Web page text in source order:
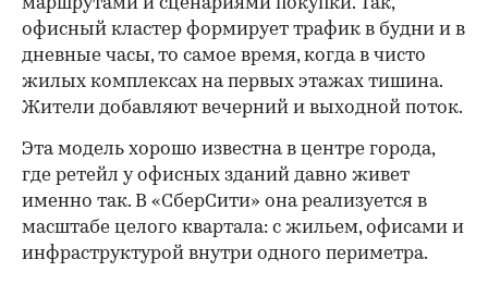
маршрутами и сценариями покупки. Так,
офисный кластер формирует трафик в будни и в
дневные часы, то самое время, когда в чисто
жилых комплексах на первых этажах тишина.
Жители добавляют вечерний и выходной поток.
Эта модель хорошо известна в центре города,
где ретейл у офисных зданий давно живет
именно так. В «СберСити» она реализуется в
масштабе целого квартала: с жильем, офисами и
инфраструктурой внутри одного периметра.